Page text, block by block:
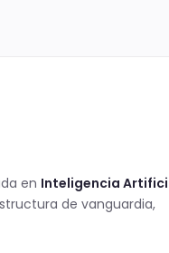
en Inteligencia
de vanguardia,